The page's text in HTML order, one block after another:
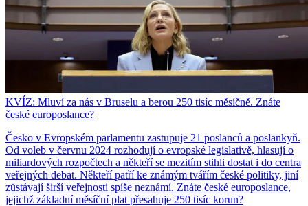
KVÍZ: Mluví za nás v Bruselu a berou 250 tisíc měsíčně. Znáte
české europoslance?
Česko v Evropském parlamentu zastupuje 21 poslanců a poslankyň.
Od voleb v červnu 2024 rozhodují o evropské legislativě, hlasují o
miliardových rozpočtech a někteří se mezitím stihli dostat i do centra
veřejných debat. Někteří patří ke známým tvářím české politiky, jiní
zůstávají širší veřejnosti spíše neznámí. Znáte české europoslance,
jejichž základní měsíční plat přesahuje 250 tisíc korun?